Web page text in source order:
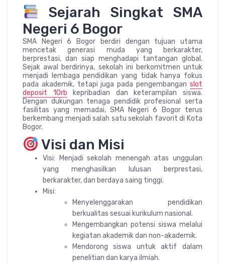
Sejarah Singkat SMA
Negeri 6 Bogor
SMA Negeri 6 Bogor berdiri dengan tujuan utama
mencetak generasi muda yang berkarakter,
berprestasi, dan siap menghadapi tantangan global.
Sejak awal berdirinya, sekolah ini berkomitmen untuk
menjadi lembaga pendidikan yang tidak hanya fokus
pada akademik, tetapi juga pada pengembangan slot
deposit 10rb kepribadian dan keterampilan siswa.
Dengan dukungan tenaga pendidik profesional serta
fasilitas yang memadai, SMA Negeri 6 Bogor terus
berkembang menjadi salah satu sekolah favorit di Kota
Bogor.
Visi dan Misi
Visi: Menjadi sekolah menengah atas unggulan
yang menghasilkan lulusan berprestasi,
berkarakter, dan berdaya saing tinggi.
Misi:
Menyelenggarakan pendidikan
berkualitas sesuai kurikulum nasional.
Mengembangkan potensi siswa melalui
kegiatan akademik dan non-akademik.
Mendorong siswa untuk aktif dalam
penelitian dan karya ilmiah.